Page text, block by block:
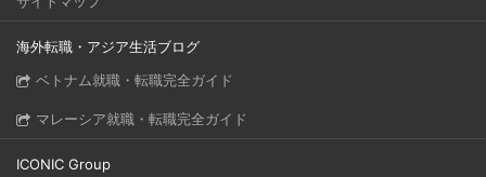
海外転職・アジア生活ブログ
ベトナム就職・転職完全ガイド
マレーシア就職・転職完全ガイド
ICONIC Group